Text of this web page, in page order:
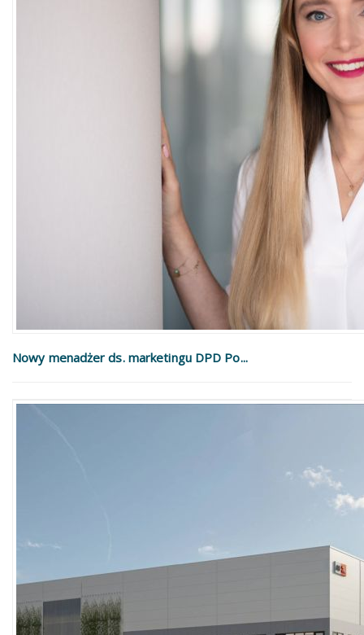
Nowy menadżer ds. marketingu DPD Po...